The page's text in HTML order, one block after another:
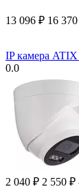
13 096 ₽ 16 370
IP камера
0.0
2 040 ₽ 2 550 ₽